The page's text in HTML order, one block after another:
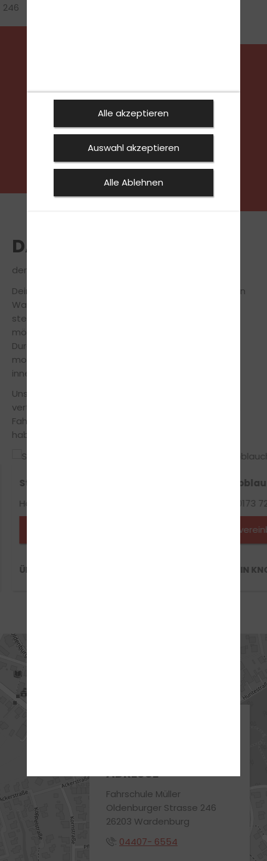
DAS TEAM
der Fahrschule Müller in Wardenburg
Dein freundliches Fahrschulteam von unserer Filiale in
Wardenburg steht dir während der Fahrausbildung
stets zur Seite, um Dich so sicher und effizient wie
möglich auf die Führerscheinprüfung vorzubereiten.
Durch die langjährige Erfahrung und mithilfe
modernster Lehrmethoden machen wir Dich in
innerhalb kürzester Zeit fit für den Führerschein.
Unsere Fahrlehrer legen großen Wert auf einen
vertrauensvollen Umgang zwischen Fahrschüler und
Fahrlehrer, somit musst du keine Angst vor Fehlern
haben und vor strengen Oberlehrer.
Stephan Ewers
Handy-Nr.: 01577 322 1444
ÜBER STEPHAN EWERS
Kerstin
Handy-Nr.: 0173
Termin
ÜBER KERSTIN
ADRESSE
Fahrschule Müller
Oldenburger Strasse 246
26203 Wardenburg
: 04407- 6554
Alle akzeptieren
Auswahl akzeptieren
Alle Ablehnen